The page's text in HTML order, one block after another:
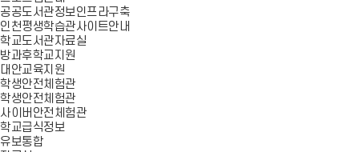
공공도서관정보인프라구축
인천평생학습관사이트안내
학교도서관자료실
방과후학교지원
대안교육지원
학생안전체험관
학생안전체험관
사이버안전체험관
학교급식정보
유보통합